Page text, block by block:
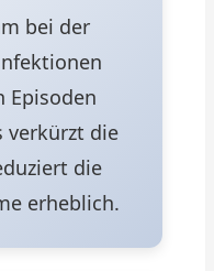
bei der
Episoden
verkürzt die
die
erheblich.